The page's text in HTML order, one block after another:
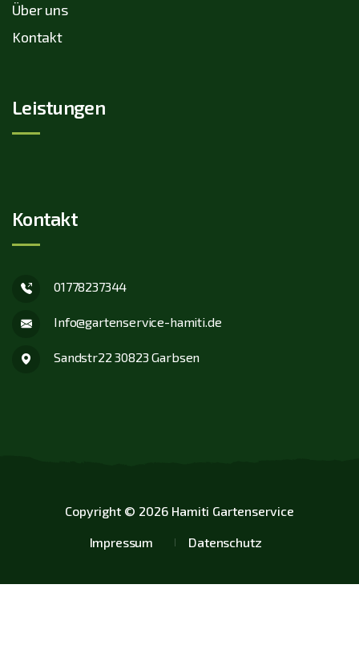
Über uns
Kontakt
Leistungen
Kontakt
01778237344
Info@gartenservice-hamiti.de
Sandstr22 30823 Garbsen
Copyright © 2026 Hamiti Gartenservice
Impressum Datenschutz